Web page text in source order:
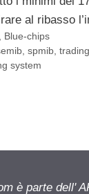
al ribasso
Blue-chips
,spmib ,
system
è parte dell'